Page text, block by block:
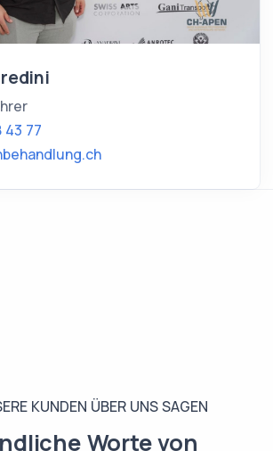
43 77
KUNDEN ÜBER UNS SAGEN
Worte von